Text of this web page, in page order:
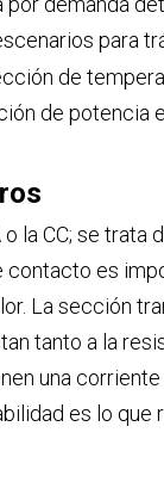
para
de
de potencia
la CC; se trata
contacto es
La sección
tanto a la
una
es lo que